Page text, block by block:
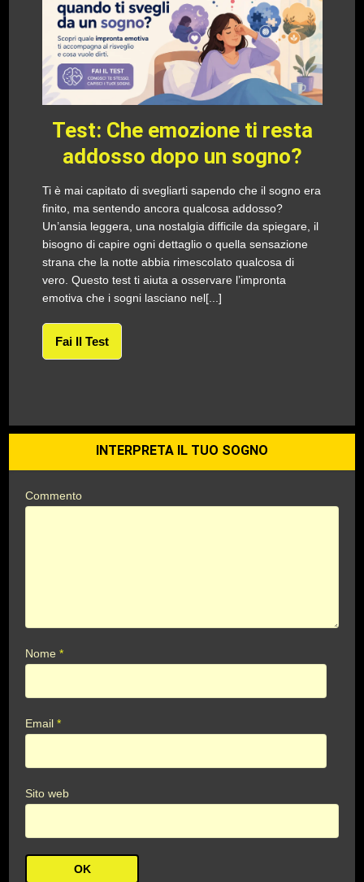
Test: Che emozione ti resta
addosso dopo un sogno?
Ti è mai capitato di svegliarti sapendo che il sogno era
finito, ma sentendo ancora qualcosa addosso?
Un’ansia leggera, una nostalgia difficile da spiegare, il
bisogno di capire ogni dettaglio o quella sensazione
strana che la notte abbia rimescolato qualcosa di
vero. Questo test ti aiuta a osservare l’impronta
emotiva che i sogni lasciano nel[...]
Fai Il Test
INTERPRETA IL TUO SOGNO
Commento
Nome*
Email*
Sito web